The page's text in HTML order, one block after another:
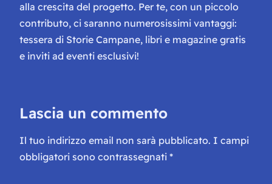
alla crescita del progetto. Per te, con un piccolo
contributo, ci saranno numerosissimi vantaggi:
tessera di Storie Campane, libri e magazine gratis
e inviti ad eventi esclusivi!
Lascia un commento
Il tuo indirizzo email non sarà pubblicato. I campi
obbligatori sono contrassegnati *